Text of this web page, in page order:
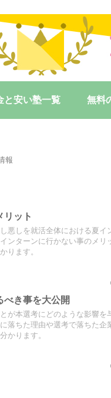
と安い塾一覧 無料
報
リット
悪しを就活全体における夏イ
ンターンに行かない事のメリ
ります。
べき事を大公開
が本選考にどのような影響を
落ちた理由や選考で落ちた企
かります。